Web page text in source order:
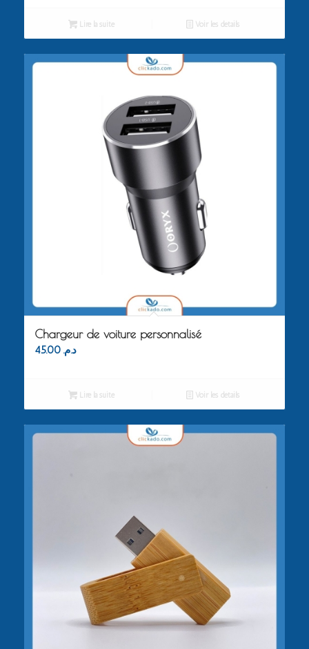
Lire la suite Voir les détails
Chargeur de voiture personnalisé
د.م. 45.00
Lire la suite Voir les détails